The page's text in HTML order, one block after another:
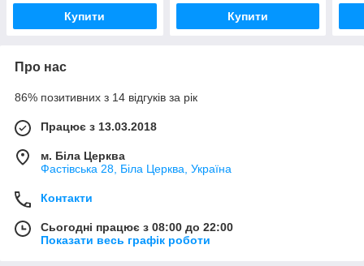
Купити Купити
Про нас
86% позитивних з 14 відгуків за рік
Працює з 13.03.2018
м. Біла Церква
Фастівська 28, Біла Церква, Україна
Контакти
Сьогодні працює з 08:00 до 22:00
Показати весь графік роботи